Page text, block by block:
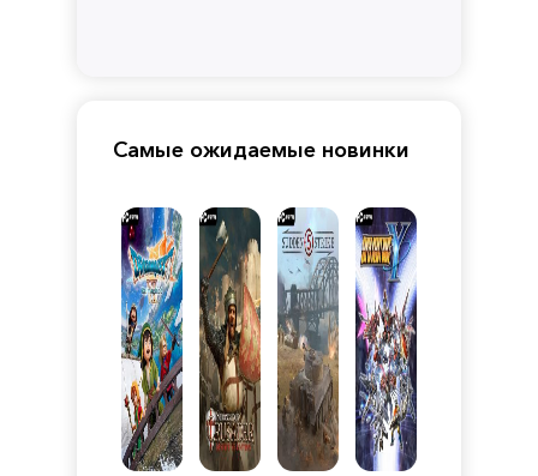
Самые ожидаемые новинки